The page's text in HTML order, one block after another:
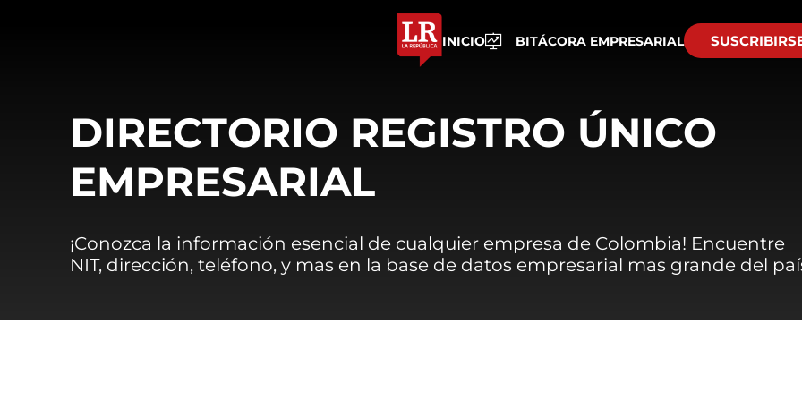
INICIO BITÁCORA EMPRESARIAL
DIRECTORIO REGISTRO ÚNICO
EMPRESARIAL
¡Conozca la información esencial de cualquier empresa de Colombia! Encuentre
NIT, dirección, teléfono, y mas en la base de datos empresarial mas grande del